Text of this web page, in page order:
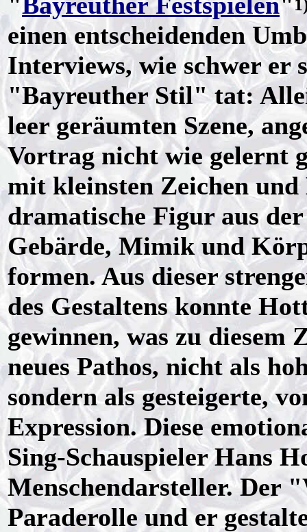
einen entscheidenden
Interviews, wie schwer er
"Bayreuther Stil" tat:
leer geräumten Szene,
Vortrag nicht wie gelernt
mit kleinsten Zeichen und
dramatische Figur aus
Gebärde, Mimik und
formen. Aus dieser
des Gestaltens konnte
gewinnen, was zu
neues Pathos, nicht als
sondern als gesteigerte,
Expression. Diese
Sing-Schauspieler Hans
Menschendarsteller. Der
Paraderolle und er